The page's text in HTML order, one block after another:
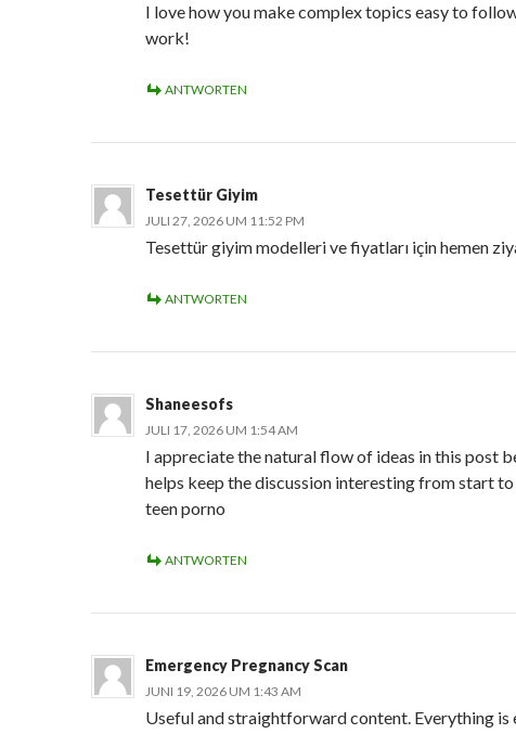
I love how you make complex topics easy to
work!
ANTWORTEN
Tesettür Giyim
JULI 27, 2026 UM 11:52 PM
Tesettür giyim modelleri ve fiyatları için hemen
ANTWORTEN
Shaneesofs
JULI 17, 2026 UM 1:54 AM
I appreciate the natural flow of ideas in this post
helps keep the discussion interesting from start to
teen porno
ANTWORTEN
Emergency Pregnancy Scan
JUNI 19, 2026 UM 1:43 AM
Useful and straightforward content. Everything is